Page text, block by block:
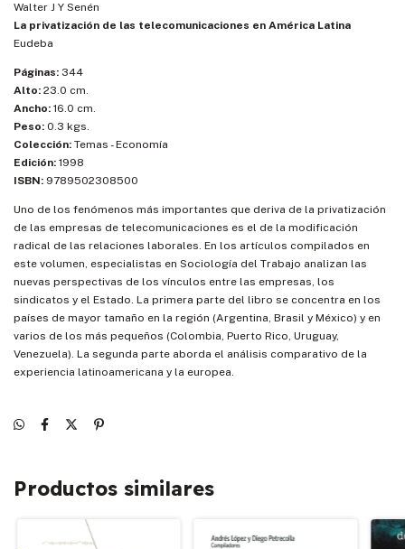
Walter J Y Senén
La privatización de las telecomunicaciones en América Latina
Eudeba
Páginas: 344
Alto: 23.0 cm.
Ancho: 16.0 cm.
Peso: 0.3 kgs.
Colección: Temas - Economía
Edición: 1998
ISBN: 9789502308500
Uno de los fenómenos más importantes que deriva de la privatización
de las empresas de telecomunicaciones es el de la modificación
radical de las relaciones laborales. En los artículos compilados en
este volumen, especialistas en Sociología del Trabajo analizan las
nuevas perspectivas de los vínculos entre las empresas, los
sindicatos y el Estado. La primera parte del libro se concentra en los
países de mayor tamaño en la región (Argentina, Brasil y México) y en
varios de los más pequeños (Colombia, Puerto Rico, Uruguay,
Venezuela). La segunda parte aborda el análisis comparativo de la
experiencia latinoamericana y la europea.
Productos similares